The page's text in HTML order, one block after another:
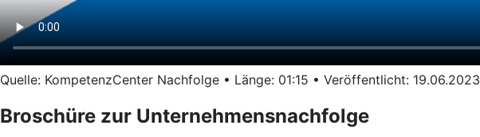
Quelle: KompetenzCenter Nachfolge • Länge: 01:15 • Veröffentlicht: 19.06.2023
Broschüre zur Unternehmensnachfolge